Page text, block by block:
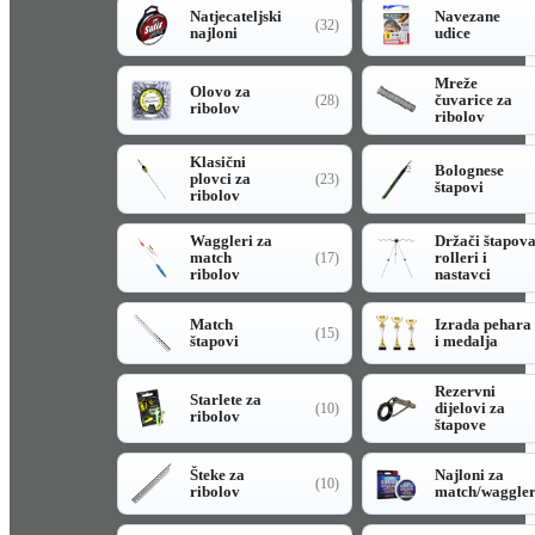
Natjecateljski
najloni
(32)
Navezane
udice
Olovo za
ribolov
(28)
Mreže
čuvarice za
ribolov
Klasični
plovci za
ribolov
(23)
Bolognese
štapovi
Waggleri za
match
ribolov
(17)
Držači štapova
rolleri i
nastavci
Match
štapovi
(15)
Izrada pehara
i medalja
Starlete za
ribolov
(10)
Rezervni
dijelovi za
štapove
Šteke za
ribolov
(10)
Najloni za
match/waggler